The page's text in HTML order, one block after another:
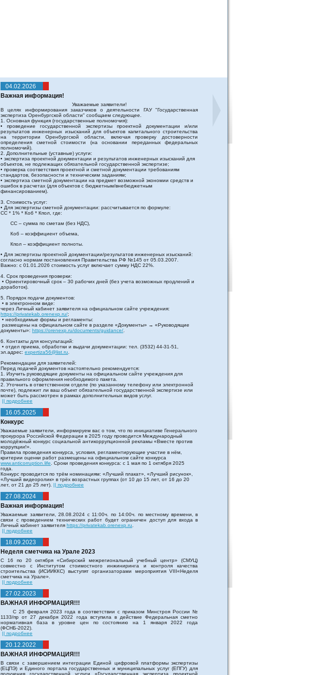
04.02.2026
Важная информация!
Уважаемые заявители!
В целях информирования заказчиков о деятельности ГАУ "Государственная
экспертиза Оренбургской области" сообщаем следующее.
1. Основная функция (государственные полномочия):
• проведение государственной экспертизы проектной документации и/или
результатов инженерных изысканий для объектов капитального строительства
на территории Оренбургской области, включая проверку достоверности
определения сметной стоимости (на основании переданных федеральных
полномочий).
2. Дополнительные (уставные) услуги:
• экспертиза проектной документации и результатов инженерных изысканий для
объектов, не подлежащих обязательной государственной экспертизе;
• проверка соответствия проектной и сметной документации требованиям
стандартов, безопасности и техническим заданиям;
• экспертиза сметной документации на предмет возможной экономии средств и
ошибок в расчетах (для объектов с бюджетным/внебюджетным
финансированием).
3. Стоимость услуг:
• Для экспертизы сметной документации: рассчитывается по формуле:
СС * 1% * Коб * Кпол, где:
СС – сумма по сметам (без НДС),
Коб – коэффициент объема,
Кпол – коэффициент полноты.
• Для экспертизы проектной документации/результатов инженерных изысканий:
согласно нормам постановления Правительства РФ №145 от 05.03.2007.
Важно: с 01.01.2026 стоимость услуг включает сумму НДС 22%.
4. Срок проведения проверки:
• Ориентировочный срок – 30 рабочих дней (без учета возможных продлений и
доработок).
5. Порядок подачи документов:
• в электронном виде:
через Личный кабинет заявителя на официальном сайте учреждения:
https://privatekab.orenexp.ru/;
• необходимые формы и регламенты:
размещены на официальном сайте в разделе «Документы» → «Руководящие
документы»: https://orenexp.ru/documents/guidance/
6. Контакты для консультаций:
• отдел приема, обработки и выдачи документации: тел. (3532) 44-31-51,
эл.адрес: expertiza56@list.ru
Рекомендации для заявителей:
Перед подачей документов настоятельно рекомендуется:
1. Изучить руководящие документы на официальном сайте учреждения для
правильного оформления необходимого пакета.
2. Уточнить в ответственном отделе (по указанному телефону или электронной
почте), подлежит ли ваш объект обязательной государственной экспертизе или
может быть рассмотрен в рамках дополнительных видов услуг.
|| подробнее
16.05.2025
Конкурс
Уважаемые заявители, информируем вас о том, что по инициативе Генерального
прокурора Российской Федерации в 2025 году проводится Международный
молодёжный конкурс социальной антикоррупционной рекламы «Вместе против
коррупции!».
Правила проведения конкурса, условия, регламентирующие участие в нём,
критерии оценки работ размещены на официальном сайте конкурса
www.anticorruption.life . Сроки проведения конкурса: с 1 мая по 1 октября 2025
года.
Конкурс проводится по трём номинациям: «Лучший плакат», «Лучший рисунок»,
«Лучший видеоролик» в трёх возрастных группах (от 10 до 15 лет, от 16 до 20
лет, от 21 до 25 лет). || подробнее
27.08.2024
Важная информация!
Уважаемые заявители, 28.08.2024 с 11:00ч. по 14:00ч. по местному времени, в
связи с проведением технических работ будет ограничен доступ для входа в
Личный кабинет заявителя https://privatekab.orenexp.ru
|| подробнее
18.09.2023
Неделя сметчика на Урале 2023
С 16 по 20 октября «Сибирский межрегиональный учебный центр» (СМУЦ)
совместно с Институтом стоимостного инжиниринга и контроля качества
строительства (ИСИИККС) выступят организаторами мероприятия VIII«Неделя
сметчика на Урале».
|| подробнее
27.02.2023
ВАЖНАЯ ИНФОРМАЦИЯ!!!
С 25 февраля 2023 года в соответствии с приказом Минстроя России №
1133/пр от 27 декабря 2022 года вступила в действие Федеральная сметно
нормативная база в уровне цен по состоянию на 1 января 2022 года
(ФСНБ-2022).
|| подробнее
20.12.2022
ВАЖНАЯ ИНФОРМАЦИЯ!!!
В связи с завершением интеграции Единой цифровой платформы экспертизы
(ЕЦПЭ) и Единого портала государственных и муниципальных услуг (ЕПГУ) для
получения государственной услуги «Государственная экспертиза проектной